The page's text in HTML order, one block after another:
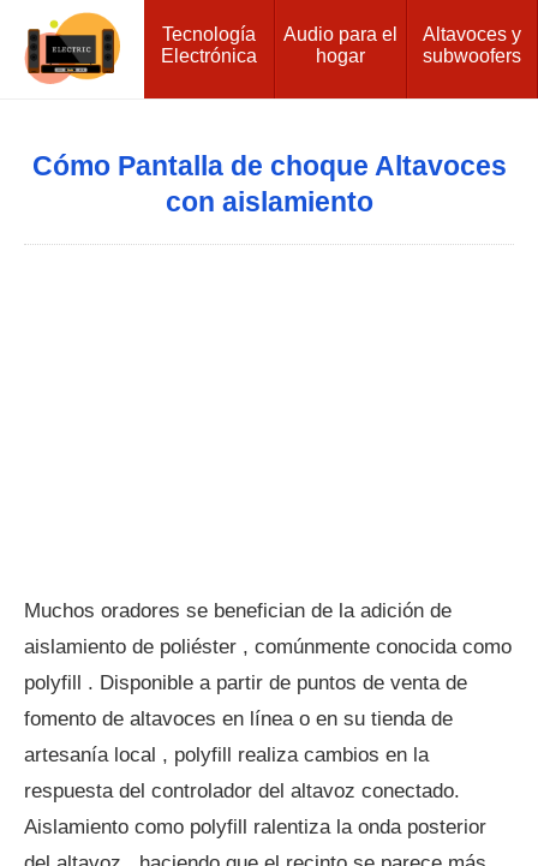
Tecnología
Electrónica
Audio para el
hogar
Altavoces y
subwoofers
Cómo Pantalla de choque Altavoces
con aislamiento
Muchos oradores se benefician de la adición de
aislamiento de poliéster , comúnmente conocida como
polyfill . Disponible a partir de puntos de venta de
fomento de altavoces en línea o en su tienda de
artesanía local , polyfill realiza cambios en la
respuesta del controlador del altavoz conectado.
Aislamiento como polyfill ralentiza la onda posterior